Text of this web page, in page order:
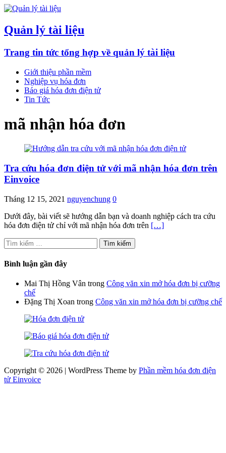
Quản lý tài liệu
Trang tin tức tổng hợp về quản lý tài liệu
Giới thiệu phần mềm
Nghiệp vụ hóa đơn
Báo giá hóa đơn điện tử
Tin Tức
mã nhận hóa đơn
Tra cứu hóa đơn điện tử với mã nhận hóa đơn trên
Einvoice
Tháng 12 15, 2021 nguyenchung 0
Dưới đây, bài viết sẽ hướng dẫn bạn và doanh nghiệp cách tra cứu
hóa đơn điện tử chỉ với mã nhận hóa đơn trên […]
Tìm
kiếm
cho:
Bình luận gần đây
Mai Thị Hồng Vân trong Công văn xin mở hóa đơn bị cưỡng
chế
Đặng Thị Xoan trong Công văn xin mở hóa đơn bị cưỡng chế
Copyright © 2026 | WordPress Theme by Phần mềm hóa đơn điện
tử Einvoice